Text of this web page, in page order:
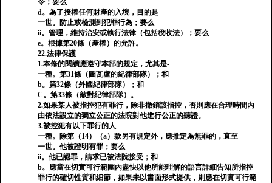
令；要么
d。為了授權任何財產的入境，目的是—
一世。防止或檢測到犯罪行為；要么
ii。管理，維持治安或執行法律（包括稅收法）；要么
e。根據第20條（產權）的允許。
22.法律保護
1.本條的閱讀應遵守本部的規定，尤其是-
一種。第31條（圖瓦盧的紀律部隊）；和
b。第32條（外國紀律部隊）；和
C。第33條（敵對紀律部隊）。
2.如果某人被指控犯有罪行，除非撤銷該指控，否則應在合理時間內
由依法設立的獨立公正的法院對他進行公正的聽證。
3.被控犯有以下罪行的人─
一種。除第（14）（a）款另有規定外，應推定為無罪的，直至—
一世。他被證明有罪；要么
ii。他已認罪，請求已被法院接受；和
b。應當在切實可行範圍內盡快以他所能理解的語言詳細告知所指控
罪行的確切性質和細節，如果未以書面形式提供，則應在切實可行範